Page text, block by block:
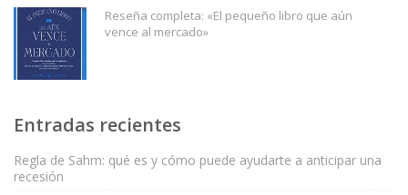
Reseña completa: «El pequeño libro que aún
vence al mercado»
Entradas recientes
Regla de Sahm: qué es y cómo puede ayudarte a anticipar una
recesión